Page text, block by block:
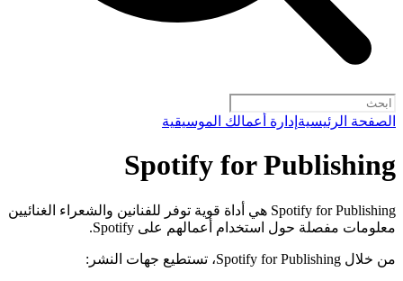
الصفحة الرئيسية إدارة أعمالك الموسيقية
Spotify for Publishing
Spotify for Publishing هي أداة قوية توفر للفنانين والشعراء الغنائيين
معلومات مفصلة حول استخدام أعمالهم على Spotify.
من خلال Spotify for Publishing، تستطيع جهات النشر: